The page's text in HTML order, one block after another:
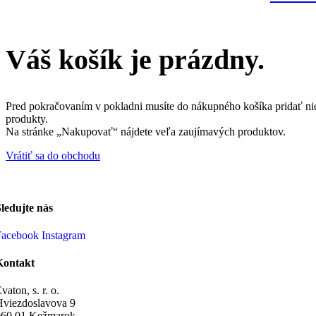
Váš košík je prázdny.
Pred pokračovaním v pokladni musíte do nákupného košíka pridať
produkty.
Na stránke „Nakupovať“ nájdete veľa zaujímavých produktov.
Vrátiť sa do obchodu
nás
Instagram
s. r. o.
9